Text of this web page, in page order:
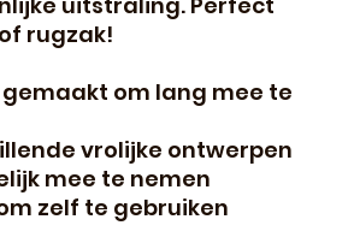
rugzak!
om lang mee te
vrolijke ontwerpen
mee te nemen
zelf te gebruiken